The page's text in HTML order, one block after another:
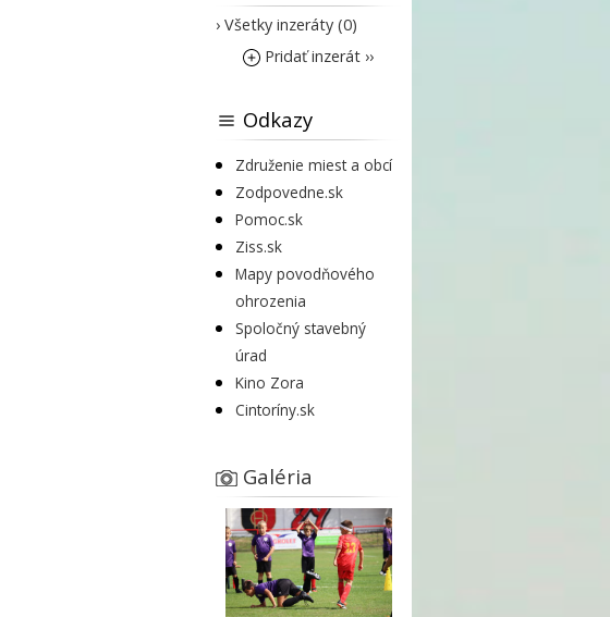
› Všetky inzeráty (0)
Pridať inzerát ››
Odkazy
Združenie miest a obcí
Zodpovedne.sk
Pomoc.sk
Ziss.sk
Mapy povodňového
ohrozenia
Spoločný stavebný
úrad
Kino Zora
Cintoríny.sk
Galéria